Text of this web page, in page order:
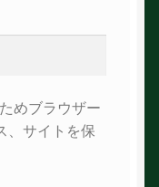
めブラウザー
、サイトを保